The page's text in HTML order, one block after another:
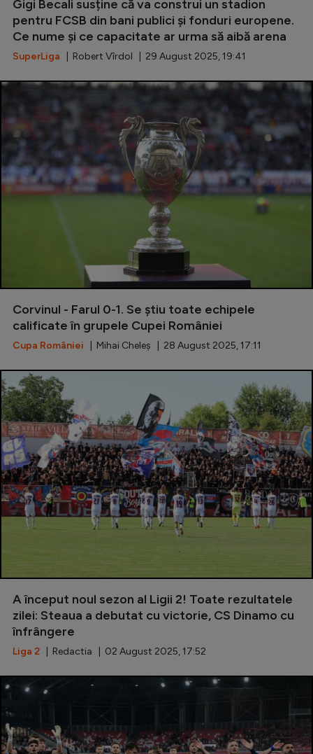
Gigi Becali susține că va construi un stadion
pentru FCSB din bani publici și fonduri europene.
Ce nume și ce capacitate ar urma să aibă arena
SuperLiga | Robert Vîrdol | 29 August 2025, 19:41
Corvinul - Farul 0-1. Se știu toate echipele
calificate în grupele Cupei României
Cupa României | Mihai Cheleș | 28 August 2025, 17:11
A început noul sezon al Ligii 2! Toate rezultatele
zilei: Steaua a debutat cu victorie, CS Dinamo cu
înfrângere
Liga 2 | Redactia | 02 August 2025, 17:52